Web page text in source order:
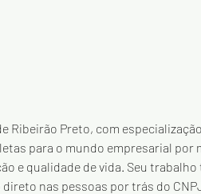
Ribeirão Preto, com
para o mundo empresarial por
e qualidade de vida. Seu trabalho
nas pessoas por trás do